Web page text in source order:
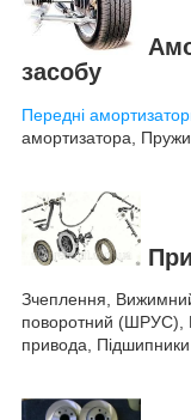
засобу
Передні
амортизатора,
Зчеплення,
поворотний (ШРУС),
привода,